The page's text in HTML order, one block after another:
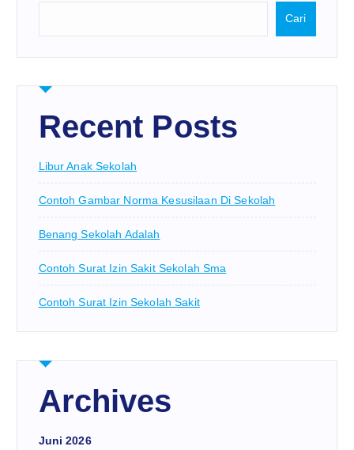
Cari
Recent Posts
Libur Anak Sekolah
Contoh Gambar Norma Kesusilaan Di Sekolah
Benang Sekolah Adalah
Contoh Surat Izin Sakit Sekolah Sma
Contoh Surat Izin Sekolah Sakit
Archives
Juni 2026